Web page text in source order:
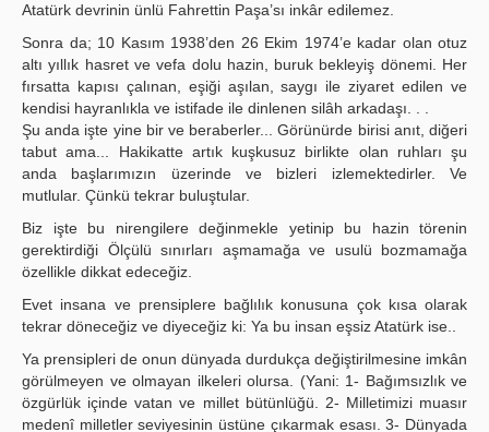
Atatürk devrinin ünlü Fahrettin Paşa’sı inkâr edilemez.
Sonra da; 10 Kasım 1938’den 26 Ekim 1974’e kadar olan otuz
altı yıllık hasret ve vefa dolu hazin, buruk bekleyiş dönemi. Her
fırsatta kapısı çalınan, eşiği aşılan, saygı ile ziyaret edilen ve
kendisi hayranlıkla ve istifade ile dinlenen silâh arkadaşı. . .
Şu anda işte yine bir ve beraberler... Görünürde birisi anıt, diğeri
tabut ama... Hakikatte artık kuşkusuz birlikte olan ruhları şu
anda başlarımızın üzerinde ve bizleri izlemektedirler. Ve
mutlular. Çünkü tekrar buluştular.
Biz işte bu nirengilere değinmekle yetinip bu hazin törenin
gerektirdiği Ölçülü sınırları aşmamağa ve usulü bozmamağa
özellikle dikkat edeceğiz.
Evet insana ve prensiplere bağlılık konusuna çok kısa olarak
tekrar döneceğiz ve diyeceğiz ki: Ya bu insan eşsiz Atatürk ise..
Ya prensipleri de onun dünyada durdukça değiştirilmesine imkân
görülmeyen ve olmayan ilkeleri olursa. (Yani: 1- Bağımsızlık ve
özgürlük içinde vatan ve millet bütünlüğü. 2- Milletimizi muasır
medenî milletler seviyesinin üstüne çıkarmak esası. 3- Dünyada